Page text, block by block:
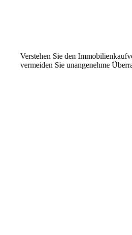
Verstehen Sie den
vermeiden Sie unangenehme